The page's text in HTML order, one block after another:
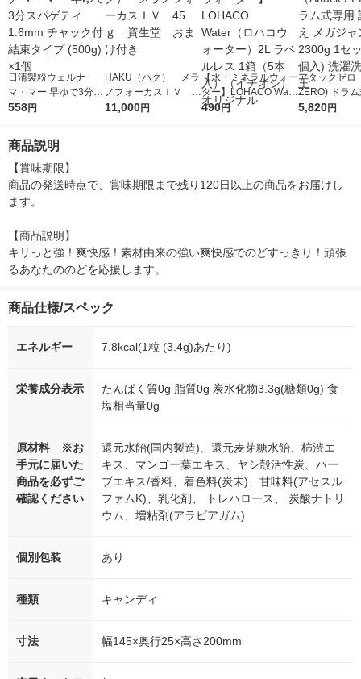
日清製粉ウェルナ
マ・マー 早ゆで3分ス
パゲティ 1.6mm チャ
558円
HAKU（ハク） メラ
ノフォーカスＩＶ 4
5ｇ 資生堂 おまけ
11,000円
【水・ミネラルウォー
ター】LOHACO Wate
r（ロハコウォータ
490円
アタックゼロ
ZERO) ドラ
詰め替え メガ
5,820円
商品説明
【賞味期限】
商品の発送時点で、賞味期限まで残り120日以上の商品をお届けし
ます。
【商品説明】
キリっと強！爽快感！素材由来の強い爽快感でのどすっきり！頑張
るあなたののどを応援します。
商品仕様/スペック
エネルギー 7.8kcal(1粒 (3.4g)あたり)
栄養成分表示
たんぱく質0g 脂質0g 炭水化物3.3g(糖類0g) 食
塩相当量0g
原材料 ※お
手元に届いた
商品を必ずご
確認ください
還元水飴(国内製造)、還元麦芽糖水飴、柿渋エ
キス、マンゴー葉エキス、ヤシ殻活性炭、ハー
ブエキス/香料、着色料(炭末)、甘味料(アセスル
ファムK)、乳化剤、 トレハロース、 炭酸ナトリ
ウム、増粘剤(アラビアガム)
個別包装 あり
種類 キャンディ
寸法 幅145×奥行25×高さ200mm